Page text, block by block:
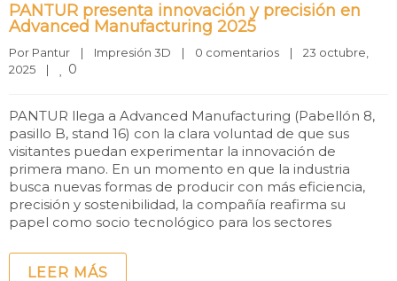
PANTUR presenta innovación y precisión en
Advanced Manufacturing 2025
Por Pantur | Impresión 3D | 0 comentarios |
23 octubre,
2025 | 0
PANTUR llega a Advanced Manufacturing (Pabellón 8,
pasillo B, stand 16) con la clara voluntad de que sus
visitantes puedan experimentar la innovación de
primera mano. En un momento en que la industria
busca nuevas formas de producir con más eficiencia,
precisión y sostenibilidad, la compañía reafirma su
papel como socio tecnológico para los sectores
LEER MÁS